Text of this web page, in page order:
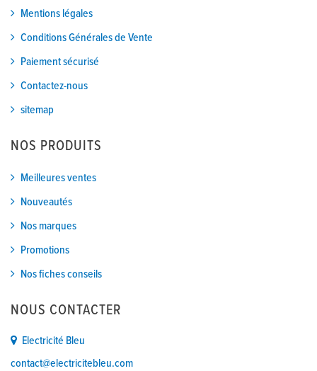
Mentions légales
Conditions Générales de Vente
Paiement sécurisé
Contactez-nous
sitemap
NOS PRODUITS
Meilleures ventes
Nouveautés
Nos marques
Promotions
Nos fiches conseils
NOUS CONTACTER
Electricité Bleu
contact@electricitebleu.com